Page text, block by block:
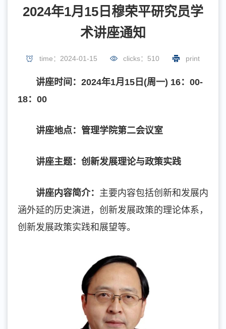
2024年1月15日穆荣平研究员学
术讲座通知
time：2024-01-15 clicks： 510 print
讲座时间：2024年1月 15 日 (周一) 16： 00-
18： 00
讲座地点：管理学院第二会议室
讲座主题： 创新发展理论与政策实践
讲座内容简介： 主要内容包括创新和发展内
涵外延的历史演进，创新发展政策的理论体系，
创新发展政策实践和展望等。